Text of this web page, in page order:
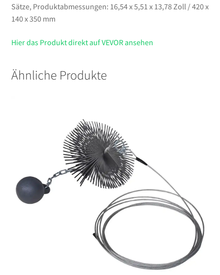
Sätze, Produktabmessungen: 16,54 x 5,51 x 13,78 Zoll / 420 x
140 x 350 mm
Hier das Produkt direkt auf VEVOR ansehen
Ähnliche Produkte